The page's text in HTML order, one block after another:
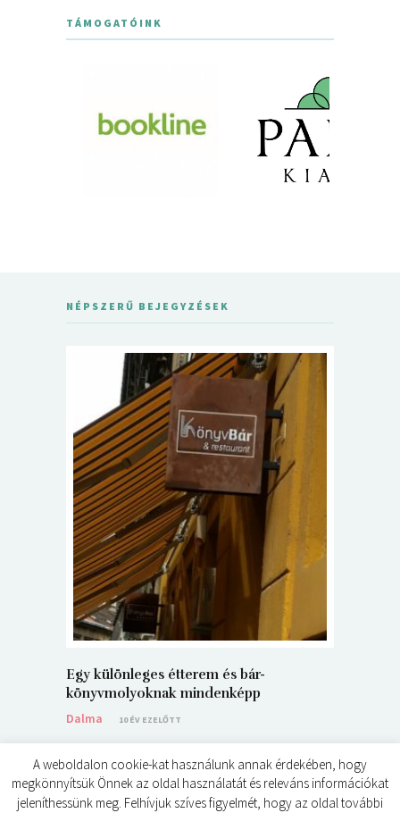
TÁMOGATÓINK
NÉPSZERŰ BEJEGYZÉSEK
Egy különleges étterem és bár-
könyvmolyoknak mindenképp
Dalma
10 ÉV EZELŐTT
A weboldalon cookie-kat használunk annak érdekében, hogy
megkönnyítsük Önnek az oldal használatát és releváns információkat
jeleníthessünk meg. Felhívjuk szíves figyelmét, hogy az oldal további